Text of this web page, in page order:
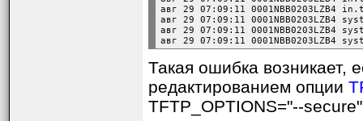
авг 29 07:09:11 0001NBB0203LZB4
авг 29 07:09:11 0001NBB0203LZB4
авг 29 07:09:11 0001NBB0203LZB4
авг 29 07:09:11 0001NBB0203LZB4
Такая ошибка возникает,
редактированием опции
TFTP_OPTIONS="--
Переключает
verbose
Переключает режим
BUGS